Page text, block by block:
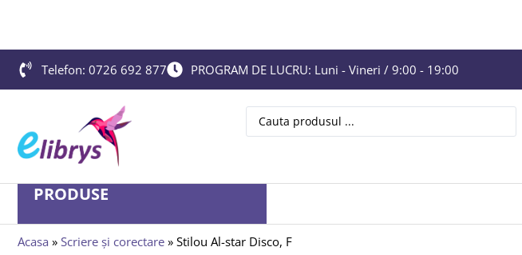
Telefon: 0726 692 877 PROGRAM DE LUCRU: Luni - Vineri / 9:00 - 19:00
PRODUSE
Acasa » Scriere și corectare » Stilou Al-star Disco, F